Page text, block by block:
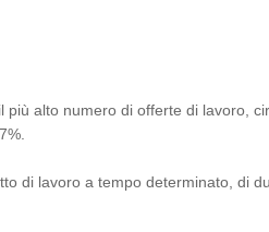
alto numero di offerte di lavoro,
di lavoro a tempo determinato, di